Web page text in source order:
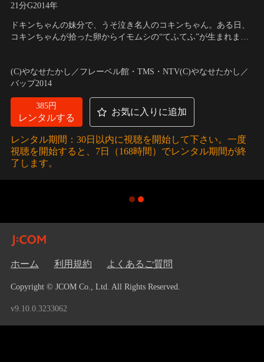
21分G2014年
ドキンちゃんの妹分で、うそ泣き名人のコキンちゃん。ある日、
コキンちゃんが拾った卵からイモムシの“てふてふ”が生まれま
緒にダンスを踊ります！
(C)やなせたかし／フレーベル館・TMS・NTV(C)やなせたかし／
バップ2014
385円
レンタルする
お気に入りに追加
レンタル期間：30日以内に視聴を開始して下さい。一度
視聴を開始すると、7日（168時間）でレンタル期間が終
了します。
ホーム 利用規約 よくあるご質問
Copyright © JCOM Co., Ltd. All Rights Reserved.
v9.10.0.3233062